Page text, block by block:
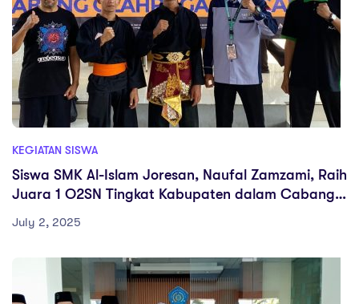
KEGIATAN SISWA
Siswa SMK Al-Islam Joresan, Naufal Zamzami, Raih
Juara 1 O2SN Tingkat Kabupaten dalam Cabang
July 2, 2025